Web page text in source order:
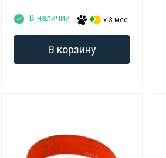
В наличии x 3 мес.
В корзину
Вам исполнилось 18 лет?
НЕТ